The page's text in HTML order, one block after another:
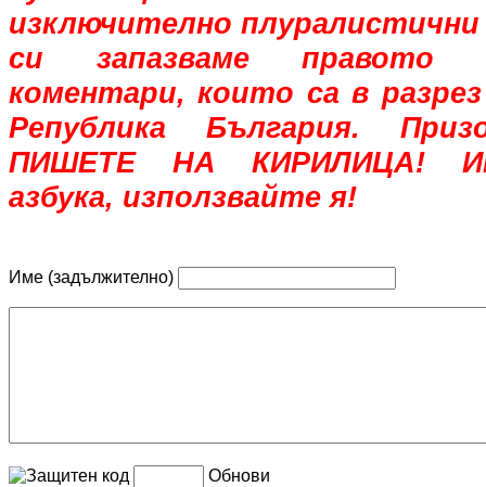
изключително
си запазваме правото
коментари, които са в
Република България.
ПИШЕТЕ НА КИРИЛИЦА!
азбука, използвайте я!
Име (задължително)
Обнови